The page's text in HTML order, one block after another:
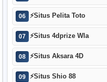
06 ⚡Situs Pelita Toto
07 ⚡Situs 4dprize Wla
08 ⚡Situs Aksara 4D
09 ⚡Situs Shio 88